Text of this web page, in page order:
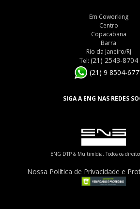
Em Coworking
Centro
Copacabana
Barra
Rio da Janeiro/RJ
Tel: (21) 2543-8704
(21) 9 8504-
SIGA A ENG NAS REDES
ENG DTP & Multimídia. Todos os
Nossa Política de Privacidade e